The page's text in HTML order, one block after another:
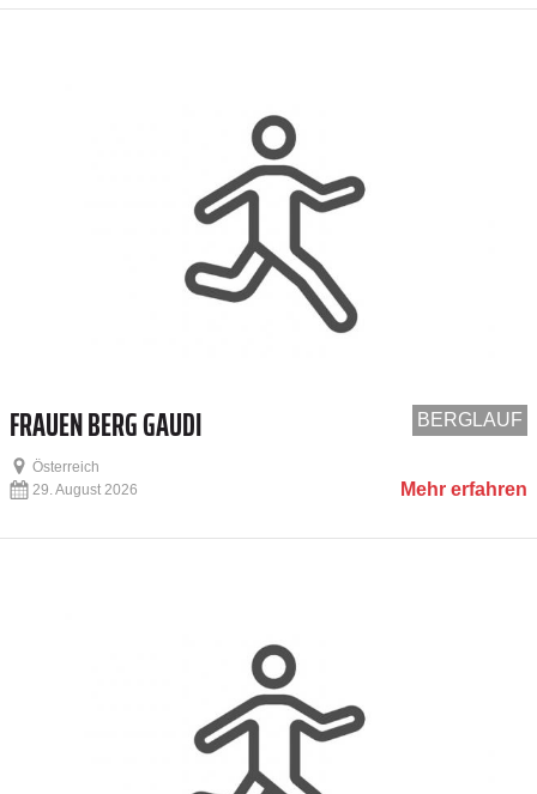
BERGLAUF
FRAUEN BERG GAUDI
Österreich
Mehr erfahren
29. August 2026